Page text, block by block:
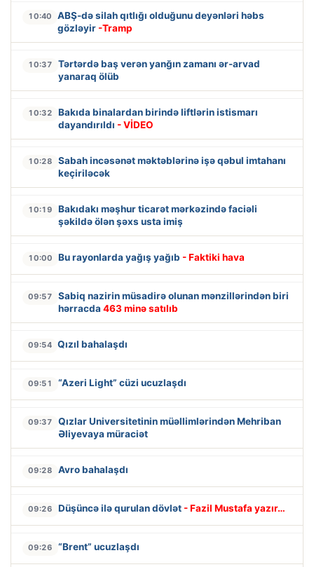
10:40
ABŞ-də silah qıtlığı olduğunu deyənləri həbs
gözləyir -Tramp
10:37
Tərtərdə baş verən yanğın zamanı ər-arvad
yanaraq ölüb
10:32
Bakıda binalardan birində liftlərin istismarı
dayandırıldı - VİDEO
10:28
Sabah incəsənət məktəblərinə işə qəbul imtahanı
keçiriləcək
10:19
Bakıdakı məşhur ticarət mərkəzində faciəli
şəkildə ölən şəxs usta imiş
10:00 Bu rayonlarda yağış yağıb - Faktiki hava
09:57
Sabiq nazirin müsadirə olunan mənzillərindən biri
hərracda 463 minə satılıb
09:54 Qızıl bahalaşdı
09:51 “Azeri Light” cüzi ucuzlaşdı
09:37
Qızlar Universitetinin müəllimlərindən Mehriban
Əliyevaya müraciət
09:28 Avro bahalaşdı
09:26 Düşüncə ilə qurulan dövlət - Fazil Mustafa yazır…
09:26 “Brent” ucuzlaşdı